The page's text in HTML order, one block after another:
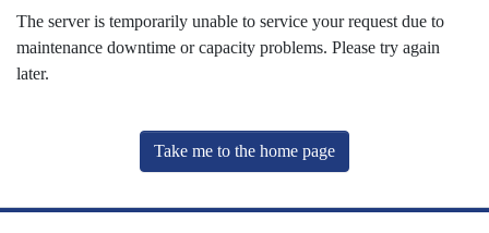
The server is temporarily unable to service your request due to
maintenance downtime or capacity problems. Please try again
later.
Take me to the home page